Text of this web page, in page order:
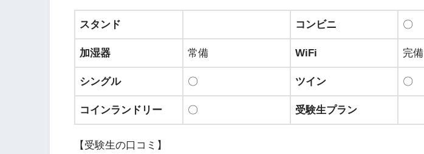
スタンド コンビニ 〇
加湿器 常備 WiFi 完備
シングル 〇 ツイン 〇
コインランドリー 〇 受験生プラン
【受験生の口コミ】